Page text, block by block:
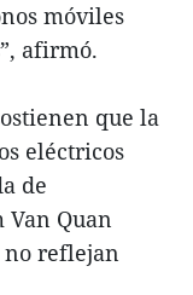
móviles
afirmó.
que la
eléctricos
de
Van Quan
no reflejan